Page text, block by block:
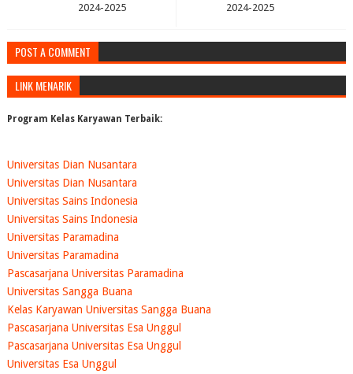
2024-2025
2024-2025
POST A COMMENT
LINK MENARIK
Program Kelas Karyawan Terbaik:
Universitas Dian Nusantara
Universitas Dian Nusantara
Universitas Sains Indonesia
Universitas Sains Indonesia
Universitas Paramadina
Universitas Paramadina
Pascasarjana Universitas Paramadina
Universitas Sangga Buana
Kelas Karyawan Universitas Sangga Buana
Pascasarjana Universitas Esa Unggul
Pascasarjana Universitas Esa Unggul
Universitas Esa Unggul